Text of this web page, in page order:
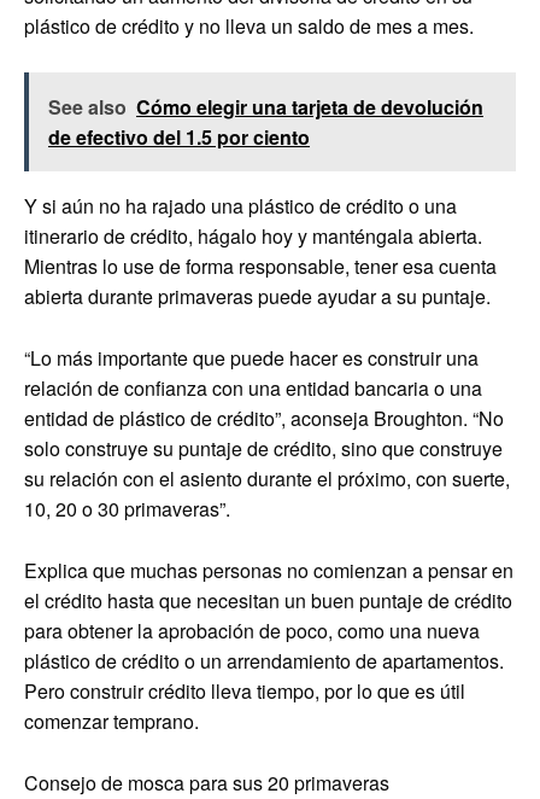
plástico de crédito y no lleva un saldo de mes a mes.
See also Cómo elegir una tarjeta de devolución
de efectivo del 1.5 por ciento
Y si aún no ha rajado una plástico de crédito o una
itinerario de crédito, hágalo hoy y manténgala abierta.
Mientras lo use de forma responsable, tener esa cuenta
abierta durante primaveras puede ayudar a su puntaje.
“Lo más importante que puede hacer es construir una
relación de confianza con una entidad bancaria o una
entidad de plástico de crédito”, aconseja Broughton. “No
solo construye su puntaje de crédito, sino que construye
su relación con el asiento durante el próximo, con suerte,
10, 20 o 30 primaveras”.
Explica que muchas personas no comienzan a pensar en
el crédito hasta que necesitan un buen puntaje de crédito
para obtener la aprobación de poco, como una nueva
plástico de crédito o un arrendamiento de apartamentos.
Pero construir crédito lleva tiempo, por lo que es útil
comenzar temprano.
Consejo de mosca para sus 20 primaveras